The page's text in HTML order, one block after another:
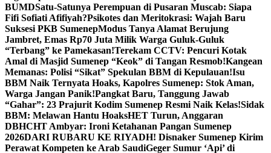
BUMDSatu-Satunya Perempuan di Pusaran Muscab: Siapa
Fifi Sofiati Afifiyah?Psikotes dan Meritokrasi: Wajah Baru
Suksesi PKB SumenepModus Tanya Alamat Berujung
Jambret, Emas Rp70 Juta Milik Warga Guluk-Guluk
“Terbang” ke Pamekasan!Terekam CCTV: Pencuri Kotak
Amal di Masjid Sumenep “Keok” di Tangan Resmob!Kangean
Memanas: Polisi “Sikat” Spekulan BBM di Kepulauan!Isu
BBM Naik Ternyata Hoaks, Kapolres Sumenep: Stok Aman,
Warga Jangan Panik!Pangkat Baru, Tanggung Jawab
“Gahar”: 23 Prajurit Kodim Sumenep Resmi Naik Kelas!Sidak
BBM: Melawan Hantu HoaksHET Turun, Anggaran
DBHCHT Ambyar: Ironi Ketahanan Pangan Sumenep
2026DARI RUBARU KE RIYADH! Disnaker Sumenep Kirim
Perawat Kompeten ke Arab SaudiGeger Sumur ‘Api’ di